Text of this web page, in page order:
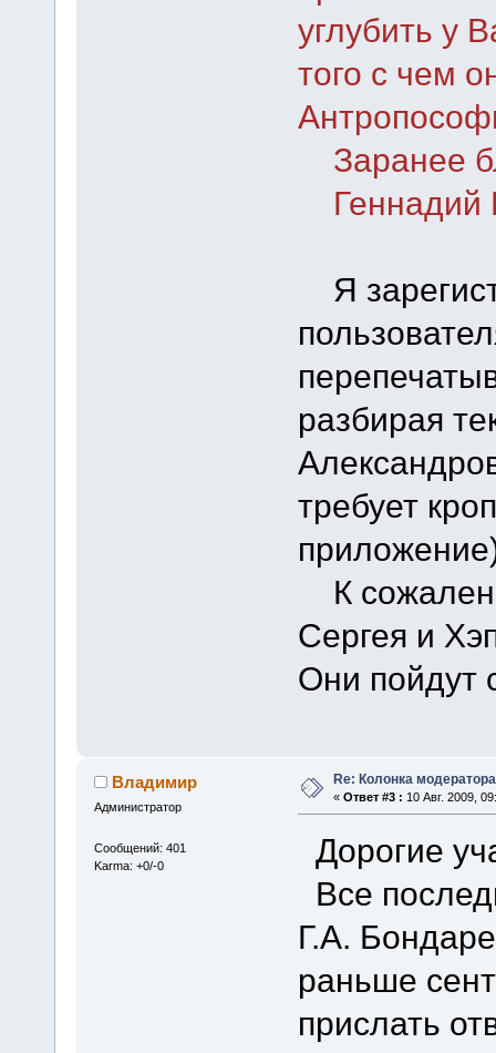
углубить у
того с чем
Заранее
Геннадий
Я
разбирая
требует
К
Сергея и
Они пойдут
Владимир
Администратор
Сообщений: 401
Karma: +0/-0
Re: Колонка модератора
« Ответ #3 : 10 Авг. 2009,
Дорогие
Все
Г.А.
раньше
прислать